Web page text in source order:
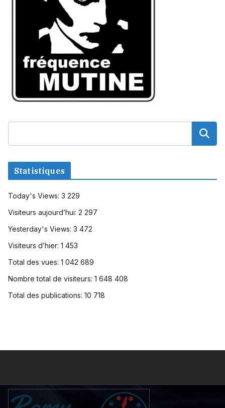
Statistiques
Today's Views: 3 229
Visiteurs aujourd’hui: 2 297
Yesterday's Views: 3 472
Visiteurs d’hier: 1 453
Total des vues: 1 042 689
Nombre total de visiteurs: 1 648 408
Total des publications: 10 718